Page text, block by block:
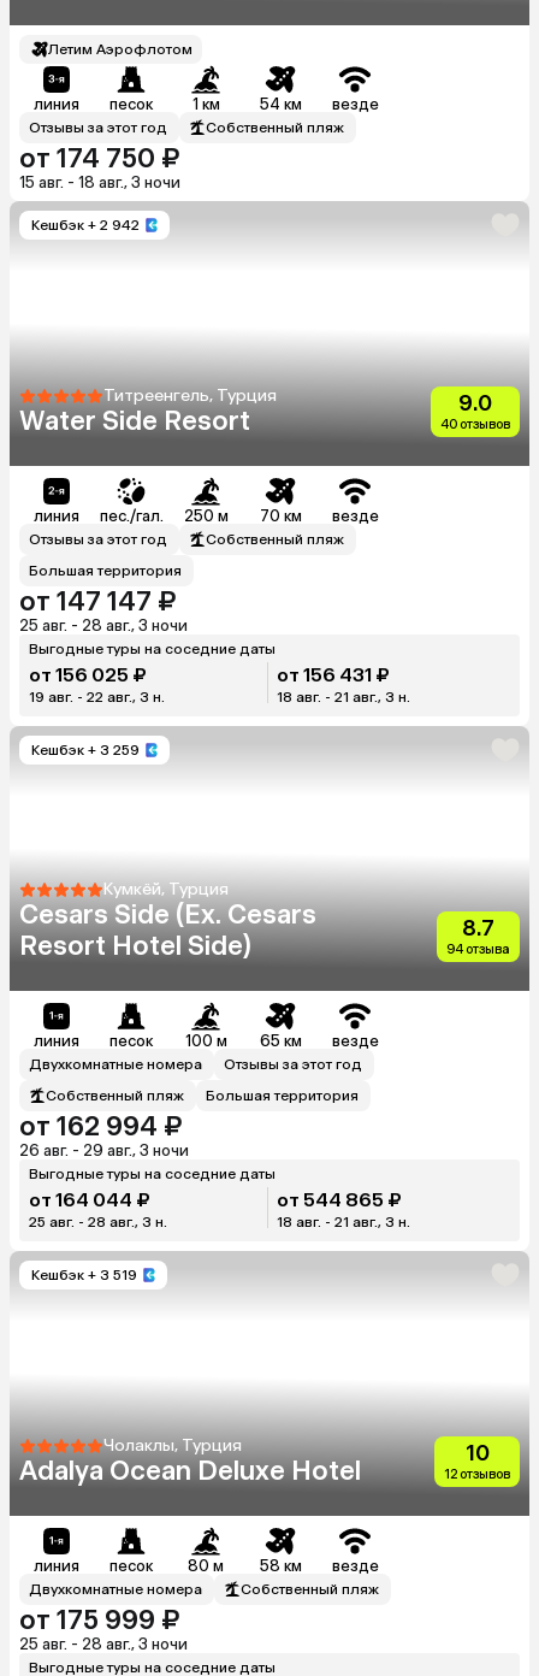
Летим Аэрофлотом
линия песок 1 км 54 км везде
Отзывы за этот год Собственный пляж
от 174 750 ₽
15 авг. - 18 авг., 3 ночи
Кешбэк + 2 942
Титреенгель, Турция
Water Side Resort
9.0
40 отзывов
линия пес./гал. 250 м 70 км везде
Отзывы за этот год
Собственный пляж
Большая территория
от 147 147 ₽
25 авг. - 28 авг., 3 ночи
Выгодные туры на соседние даты
от 156 025 ₽
19 авг. - 22 авг., 3 н.
от 156 431 ₽
18 авг. - 21 авг., 3 н.
Кешбэк + 3 259
Кумкёй, Турция
Cesars Side (Ex. Cesars
Resort Hotel Side)
8.7
94 отзыва
линия песок 100 м 65 км везде
Двухкомнатные номера
Отзывы за этот год
Собственный пляж
Большая территория
от 162 994 ₽
26 авг. - 29 авг., 3 ночи
Выгодные туры на соседние даты
от 164 044 ₽
25 авг. - 28 авг., 3 н.
от 544 865 ₽
18 авг. - 21 авг., 3 н.
Кешбэк + 3 519
Чолаклы, Турция
Adalya Ocean Deluxe Hotel
10
12 отзывов
линия песок 80 м 58 км везде
Двухкомнатные номера Собственный пляж
от 175 999 ₽
25 авг. - 28 авг., 3 ночи
Выгодные туры на соседние даты